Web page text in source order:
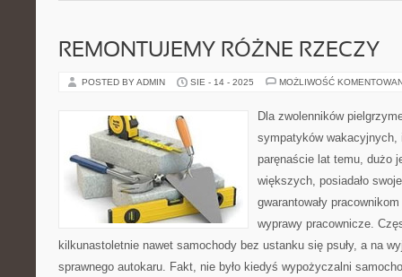
REMONTUJEMY RÓŻNE RZECZY
POSTED BY ADMIN SIE - 14 - 2025 MOŻLIWOŚĆ
Dla zwolenników
sympatyków
paręnaście lat temu, dużo
większych, posiadało
gwarantowały
wyprawy pracownicze.
kilkunastoletnie nawet samochody bez ustanku się psuły, a na
sprawnego autokaru. Fakt, nie było kiedyś wypożyczalni